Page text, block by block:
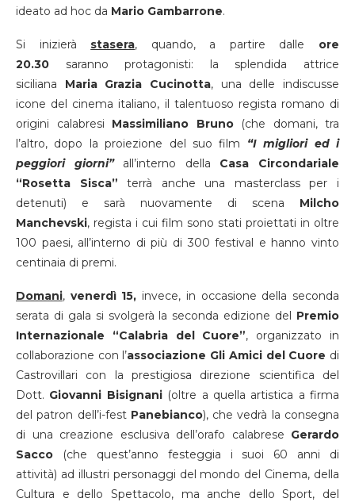
ideato ad hoc da Mario Gambarrone.
Si inizierà stasera, quando, a partire dalle ore
20.30 saranno protagonisti: la splendida attrice
siciliana Maria Grazia Cucinotta, una delle indiscusse
icone del cinema italiano, il talentuoso regista romano di
origini calabresi Massimiliano Bruno(che domani, tra
l’altro, dopo la proiezione del suo film “I migliori ed i
peggiori giorni”all’interno della Casa Circondariale
“Rosetta Sisca” terrà anche una masterclass per i
detenuti) e sarà nuovamente di scena Milcho
Manchevski, regista i cui film sono stati proiettati in oltre
100 paesi, all’interno di più di 300 festival e hanno vinto
centinaia di premi.
Domani, venerdì 15, invece, in occasione della seconda
serata di gala si svolgerà la seconda edizione del Premio
Internazionale “Calabria del Cuore”, organizzato in
collaborazione con l’associazione Gli Amici del Cuore di
Castrovillari con la prestigiosa direzione scientifica del
Dott. Giovanni Bisignani(oltre a quella artistica a firma
del patron dell’i-fest Panebianco), che vedrà la consegna
di una creazione esclusiva dell’orafo calabrese Gerardo
Sacco (che quest’anno festeggia i suoi 60 anni di
attività) ad illustri personaggi del mondo del Cinema, della
Cultura e dello Spettacolo, ma anche dello Sport, del